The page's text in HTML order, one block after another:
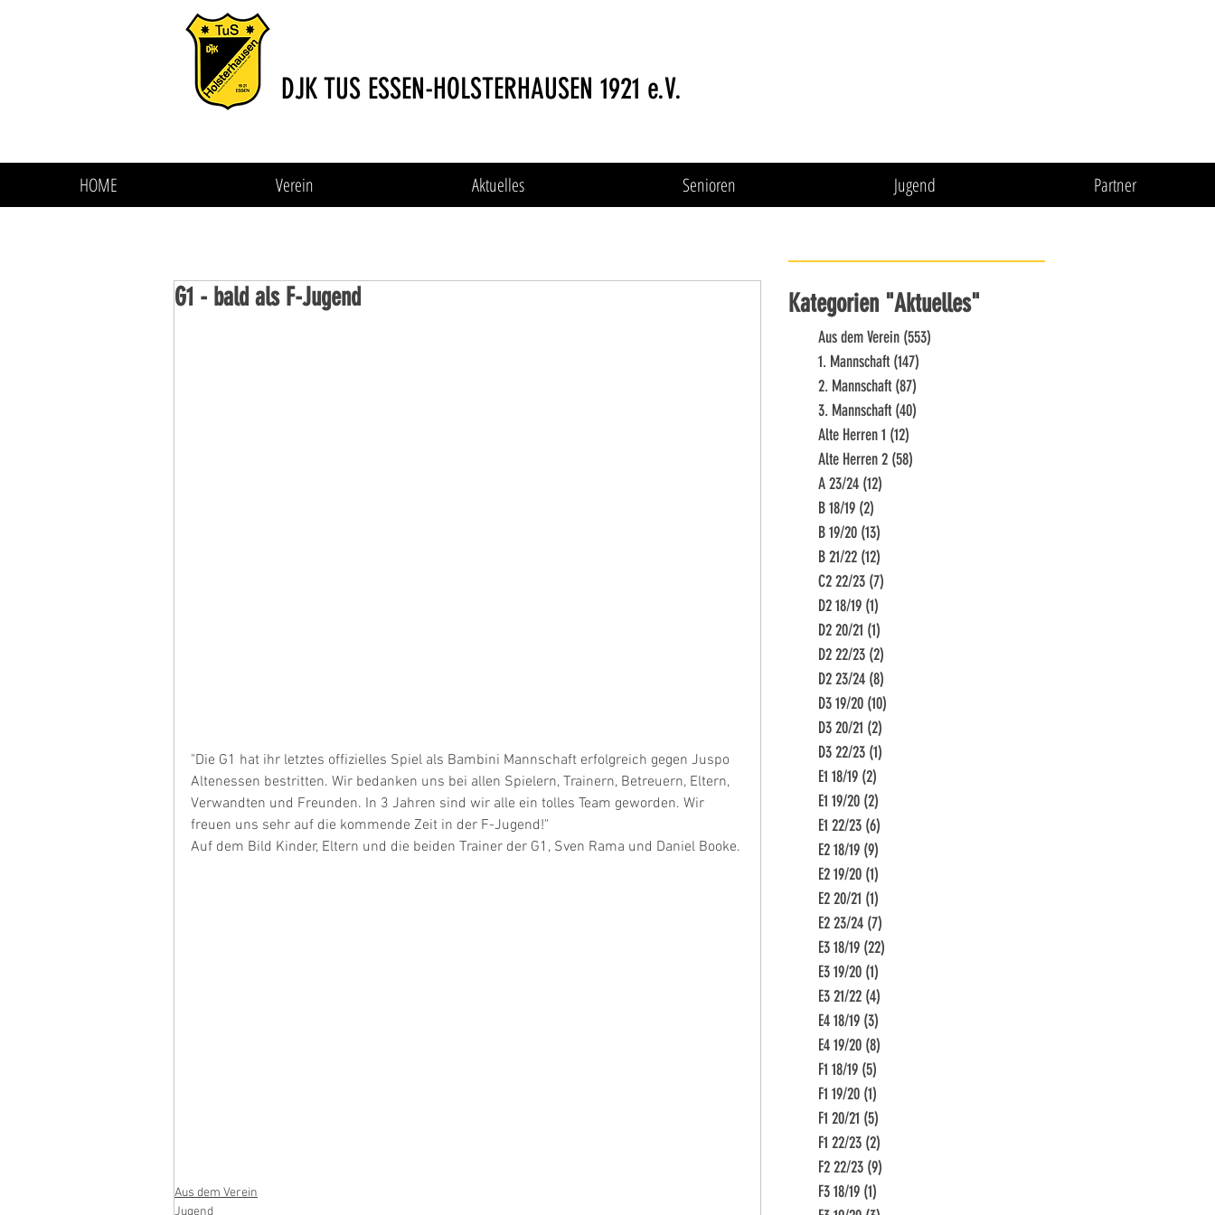
DJK TUS ESSEN-HOLSTERHAUSEN 1921 e.V.
HOME Verein Aktuelles Senioren Jugend Partner
G1 - bald als F-Jugend
"Die G1 hat ihr letztes offizielles Spiel als Bambini Mannschaft erfolgreich gegen Juspo
Altenessen bestritten. Wir bedanken uns bei allen Spielern, Trainern, Betreuern, Eltern,
Verwandten und Freunden. In 3 Jahren sind wir alle ein tolles Team geworden. Wir
freuen uns sehr auf die kommende Zeit in der F-Jugend!"
Auf dem Bild Kinder, Eltern und die beiden Trainer der G1, Sven Rama und Daniel Booke.
Aus dem Verein
Jugend
Kategorien "Aktuelles"
Aus dem Verein (553)
1. Mannschaft (147)
2. Mannschaft (87)
3. Mannschaft (40)
Alte Herren 1 (12)
Alte Herren 2 (58)
A 23/24 (12)
B 18/19 (2)
B 19/20 (13)
B 21/22 (12)
C2 22/23 (7)
D2 18/19 (1)
D2 20/21 (1)
D2 22/23 (2)
D2 23/24 (8)
D3 19/20 (10)
D3 20/21 (2)
D3 22/23 (1)
E1 18/19 (2)
E1 19/20 (2)
E1 22/23 (6)
E2 18/19 (9)
E2 19/20 (1)
E2 20/21 (1)
E2 23/24 (7)
E3 18/19 (22)
E3 19/20 (1)
E3 21/22 (4)
E4 18/19 (3)
E4 19/20 (8)
F1 18/19 (5)
F1 19/20 (1)
F1 20/21 (5)
F1 22/23 (2)
F2 22/23 (9)
F3 18/19 (1)